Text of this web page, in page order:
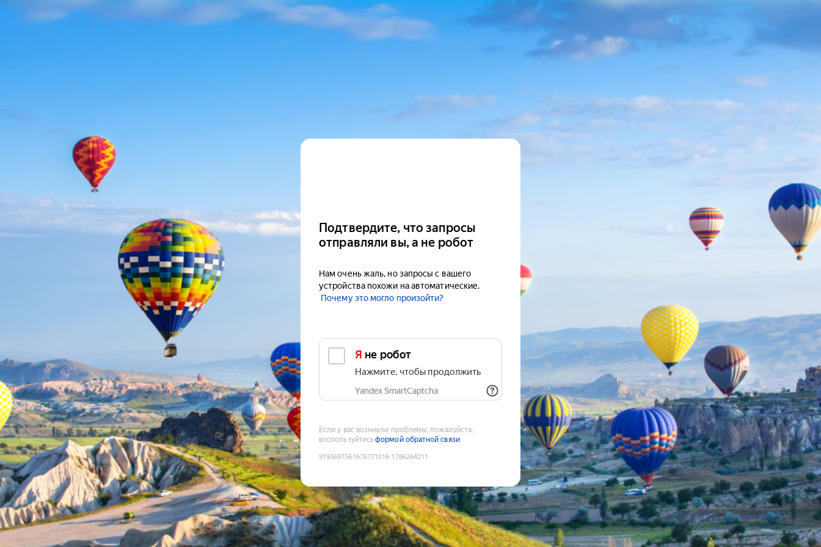
Подтвердите, что запросы
отправляли вы, а не робот
Нам очень жаль, но запросы с вашего
устройства похожи на автоматические.
Почему это могло произойти?
Я не робот
Нажмите, чтобы продолжить
Yandex SmartCaptcha
Если у вас возникли проблемы, пожалуйста,
воспользуйтесьформой обратной связи
9193697561676771016:1786264211